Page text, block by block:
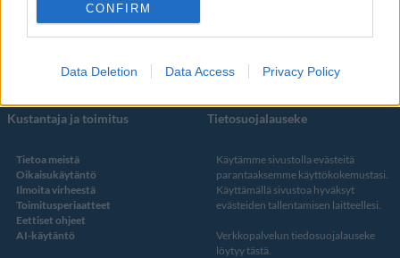
CONFIRM
Data Deletion Data Access Privacy Policy
Instagram
Twitter
Kustantaja ja toimitus
Tietoa meistä
Oikaisukäytäntö
Ilmoita virheestä
Toimitusperiaatteet
Eettiset ohjeet
AI-käytäntö
Tietosuojalauseke
Käytämme sivustolla evästeitä
parantaaksemme käyttökokemustasi.
Käyttämällä sivustoa hyväksyt
evästeiden tallentamisen laitteellesi.
Verkkopalvelun tiedosuojalauseke
löytyy tästä